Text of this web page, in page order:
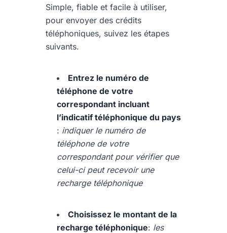
Simple, fiable et facile à utiliser,
pour envoyer des crédits
téléphoniques, suivez les étapes
suivants.
Entrez le numéro de
téléphone de votre
correspondant incluant
l’indicatif téléphonique du pays
: indiquer le numéro de
téléphone de votre
correspondant pour vérifier que
celui-ci peut recevoir une
recharge téléphonique
Choisissez le montant de la
recharge téléphonique: les